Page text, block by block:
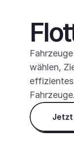
wählen,
Fahrzeuge.